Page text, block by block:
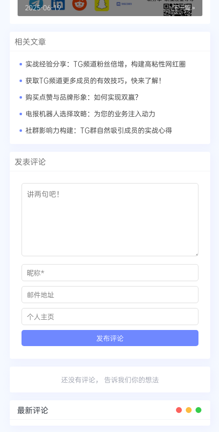
下一篇 »
2025-06-19
相关文章
实战经验分享：TG频道粉丝倍增，构建高粘性网红圈
获取TG频道更多成员的有效技巧，快来了解！
购买点赞与品牌形象：如何实现双赢？
电报机器人选择攻略：为您的业务注入动力
社群影响力构建：TG群自然吸引成员的实战心得
发表评论
还没有评论， 告诉我们你的想法
最新评论